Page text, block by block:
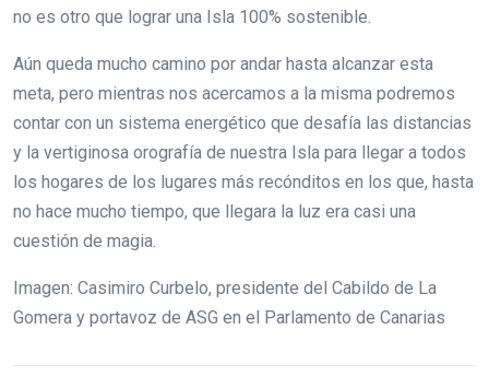
no es otro que lograr una Isla 100% sostenible.
Aún queda mucho camino por andar hasta alcanzar esta
meta, pero mientras nos acercamos a la misma podremos
contar con un sistema energético que desafía las distancias
y la vertiginosa orografía de nuestra Isla para llegar a todos
los hogares de los lugares más recónditos en los que, hasta
no hace mucho tiempo, que llegara la luz era casi una
cuestión de magia.
Imagen: Casimiro Curbelo, presidente del Cabildo de La
Gomera y portavoz de ASG en el Parlamento de Canarias